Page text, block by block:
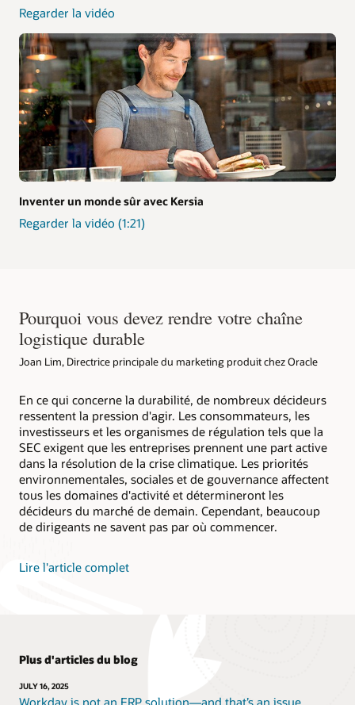
Regarder la vidéo
Inventer un monde sûr avec Kersia
Regarder la vidéo (1:21)
Pourquoi vous devez rendre votre chaîne
logistique durable
Joan Lim, Directrice principale du marketing produit chez Oracle
En ce qui concerne la durabilité, de nombreux décideurs
ressentent la pression d'agir. Les consommateurs, les
investisseurs et les organismes de régulation tels que la
SEC exigent que les entreprises prennent une part active
dans la résolution de la crise climatique. Les priorités
environnementales, sociales et de gouvernance affectent
tous les domaines d'activité et détermineront les
décideurs du marché de demain. Cependant, beaucoup
de dirigeants ne savent pas par où commencer.
Lire l'article complet
Plus d'articles du blog
JULY 16, 2025
Workday is not an ERP solution—and that’s an issue